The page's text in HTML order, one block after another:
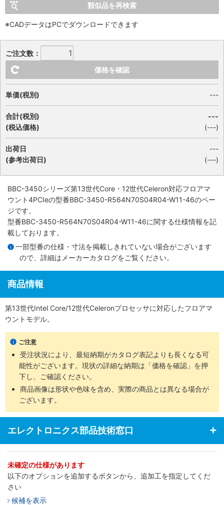
類似品を再検索
※CADデータはPCでダウンロードできます
ご注文数：
価格を確認
単価(税別) ---
合計(税別)
(税込価格)
---
(---)
出荷日
(参考出荷日)
---
(---)
BBC-3450シリーズ第13世代Core・12世代Celeron対応フロアマ
ウント4PCIeの型番BBC-3450-R564N70S04R04-W11-46のペー
ジです。
型番BBC-3450-R564N70S04R04-W11-46に関する仕様情報を記
載しております。
一部型番の仕様・寸法を掲載しきれていない場合がございます
ので、詳細は メーカーカタログをご覧ください。
商品情報
第13世代Intel Core/12世代Celeronプロセッサに対応したフロアマ
ウントモデル。
ご注意
受注状況により、最短納期がカタログ表記よりも長くなる可
能性がございます。現状の詳細な納期は「価格を確認」を押
下し、ご確認ください。
商品画像は形状や色味を含め、実際の商品とは異なる場合が
ございます。
エレクトロニクス部品技術窓口
未確定の仕様があります
以下のオプションを追加するボタンから、追加工を指定してくだ
さい
候補を表示